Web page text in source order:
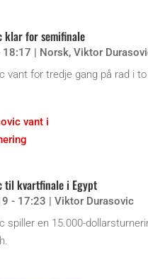
klar for semifinale
18:17 | Norsk, Viktor
vant for tredje gang på rad i
til kvartfinale i Egypt
- 17:23 | Viktor Durasovic
spiller en 15.000-